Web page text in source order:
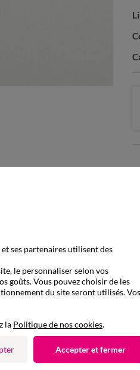
ses partenaires utilisent des
le personnaliser selon vos
goûts. Vous pouvez choisir de les
du site seront utilisés. Vos
la Politique de nos cookies.
Accepter et fermer